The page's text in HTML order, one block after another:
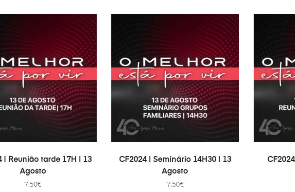
ADD TO CART
| Reunião tarde 17H | 13
Agosto
7.50€
ADD TO CART
CF2024 | Seminário 14H30 | 13
Agosto
7.50€